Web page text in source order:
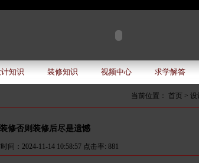
知识 装修知识 视频中心 求学解答
当前位置： 首页 > 设
修否则装修后尽是遗憾
间：2024-11-14 10:58:57 点击率: 881